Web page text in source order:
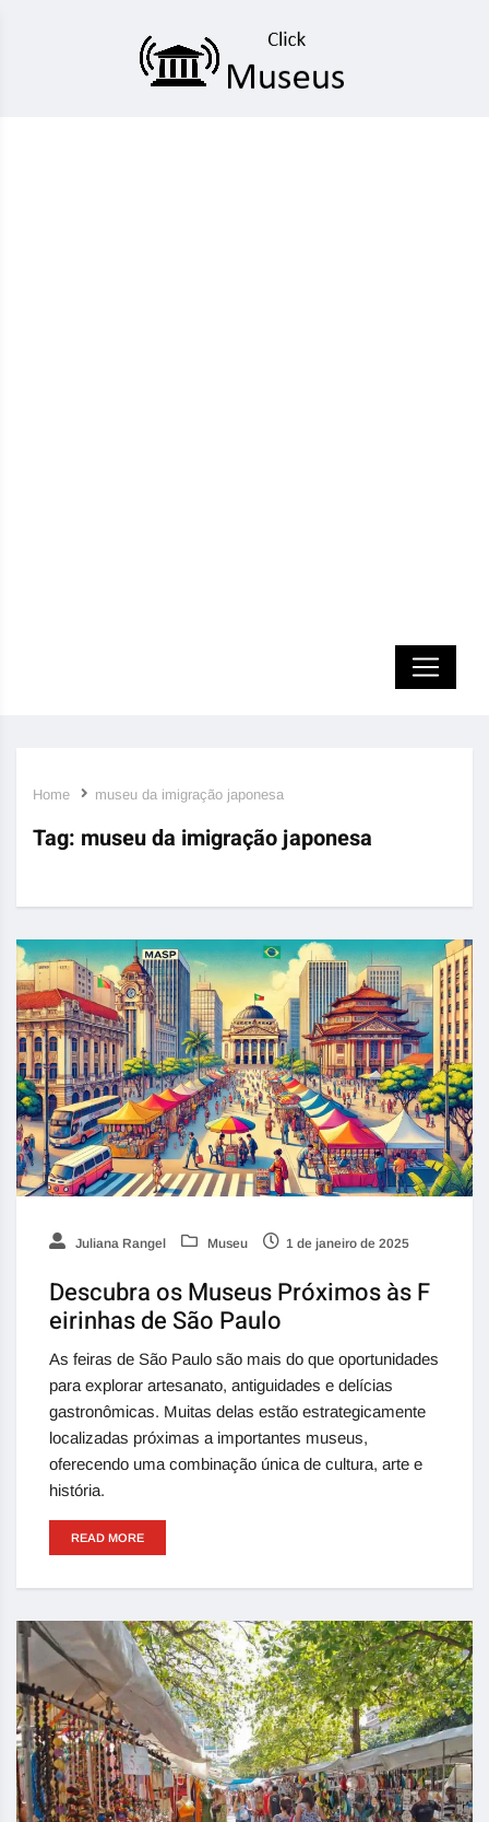
Home museu da imigração japonesa
Tag: museu da imigração japonesa
Juliana Rangel Museu 1 de janeiro de 2025
Descubra os Museus Próximos às F
eirinhas de São Paulo
As feiras de São Paulo são mais do que oportunidades
para explorar artesanato, antiguidades e delícias
gastronômicas. Muitas delas estão estrategicamente
localizadas próximas a importantes museus,
oferecendo uma combinação única de cultura, arte e
história.
READ MORE